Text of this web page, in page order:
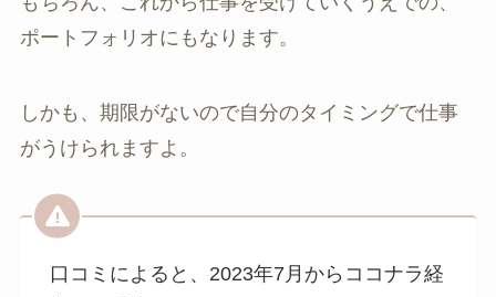
ポートフォリオにもなります。
しかも、期限がないので自分のタイミングで仕事
がうけられますよ。
口コミによると、2023年7月からココナラ経